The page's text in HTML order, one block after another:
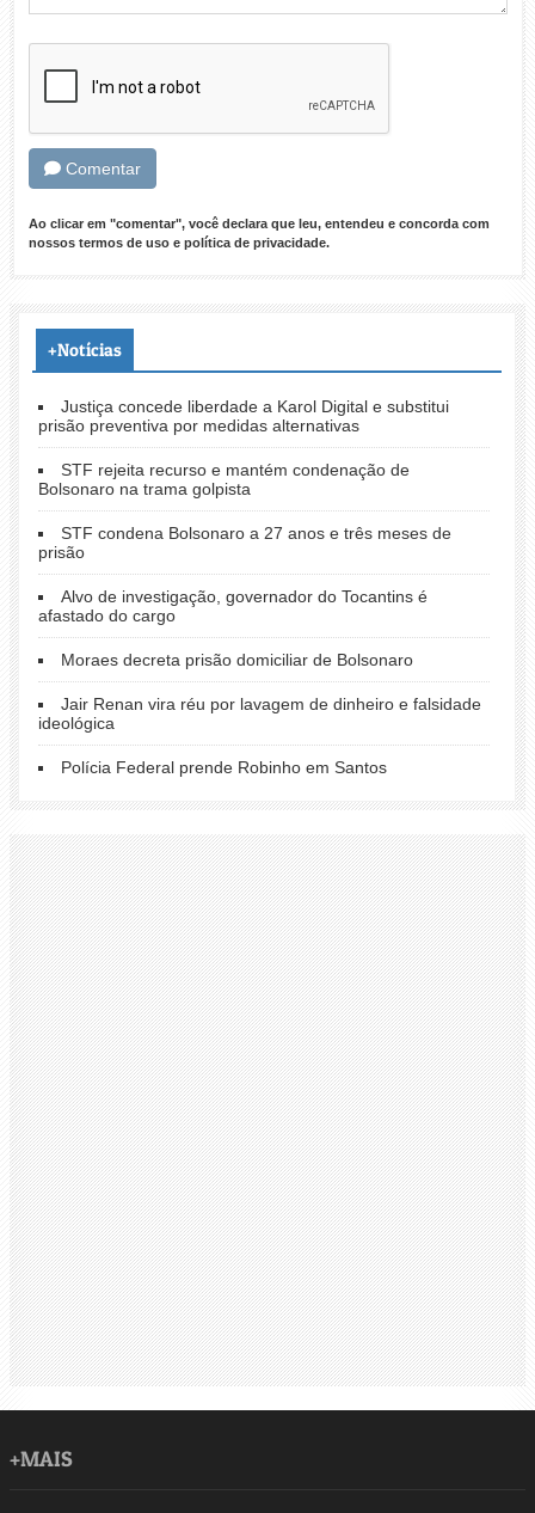
Comentar
Ao clicar em "comentar", você declara que leu, entendeu e concorda com
nossos termos de usoe política de privacidade.
+Notícias
Justiça concede liberdade a Karol Digital e substitui
prisão preventiva por medidas alternativas
STF rejeita recurso e mantém condenação de
Bolsonaro na trama golpista
STF condena Bolsonaro a 27 anos e três meses de
prisão
Alvo de investigação, governador do Tocantins é
afastado do cargo
Moraes decreta prisão domiciliar de Bolsonaro
Jair Renan vira réu por lavagem de dinheiro e falsidade
ideológica
Polícia Federal prende Robinho em Santos
+MAIS